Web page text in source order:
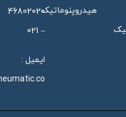
هیدروپنوماتیک46802020
– 021
ایمیل :